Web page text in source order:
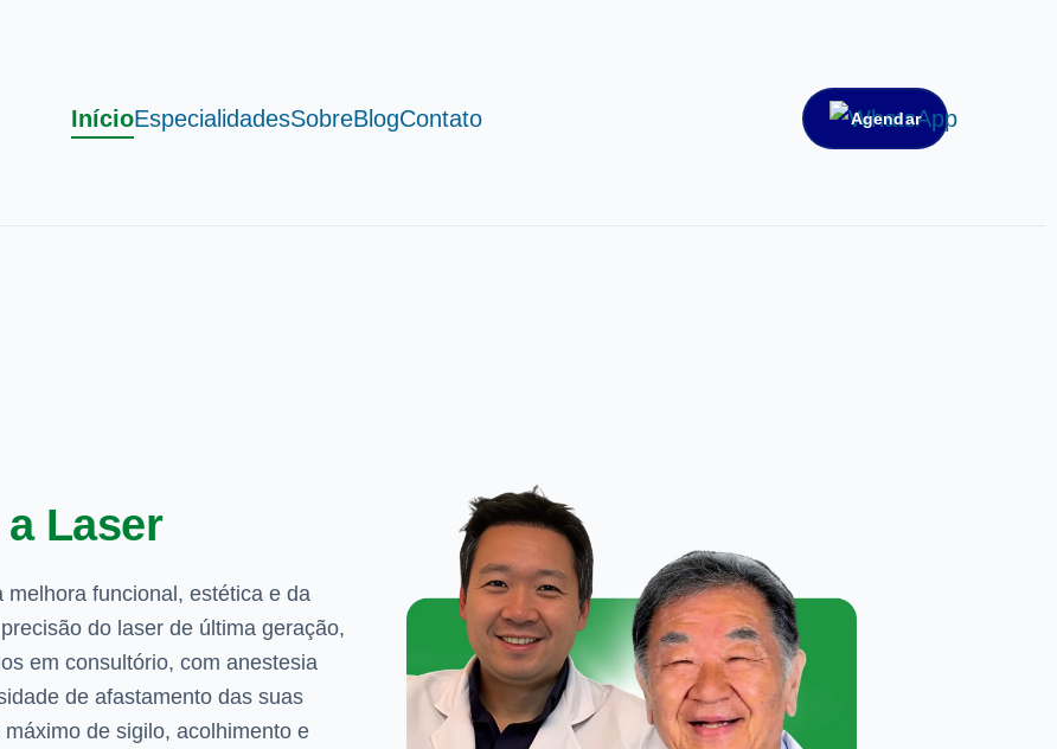
InícioEspecialidadesSobreBlogContato Agendar
Laser
funcional, estética e da
do laser de última geração,
em consultório, com anestesia
de afastamento das suas
de sigilo, acolhimento e